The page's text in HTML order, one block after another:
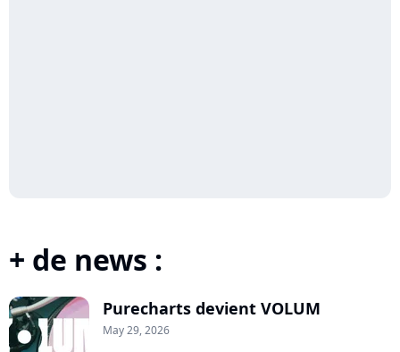
+ de news :
Purecharts devient VOLUM
May 29, 2026